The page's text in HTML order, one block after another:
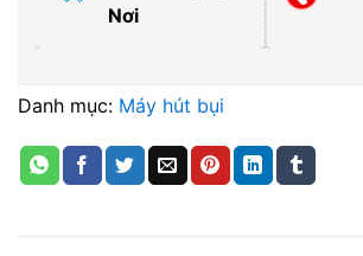
Nơi
Danh mục: Máy hút bụi